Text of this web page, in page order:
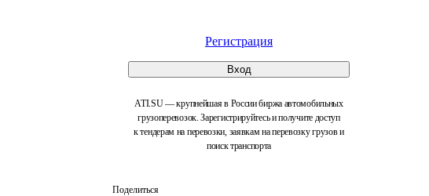
Регистрация
Вход
ATI.SU — крупнейшая в России биржа автомобильных
грузоперевозок. Зарегистрируйтесь и получите доступ
к тендерам на перевозки, заявкам на перевозку грузов и
поиск транспорта
Поделиться